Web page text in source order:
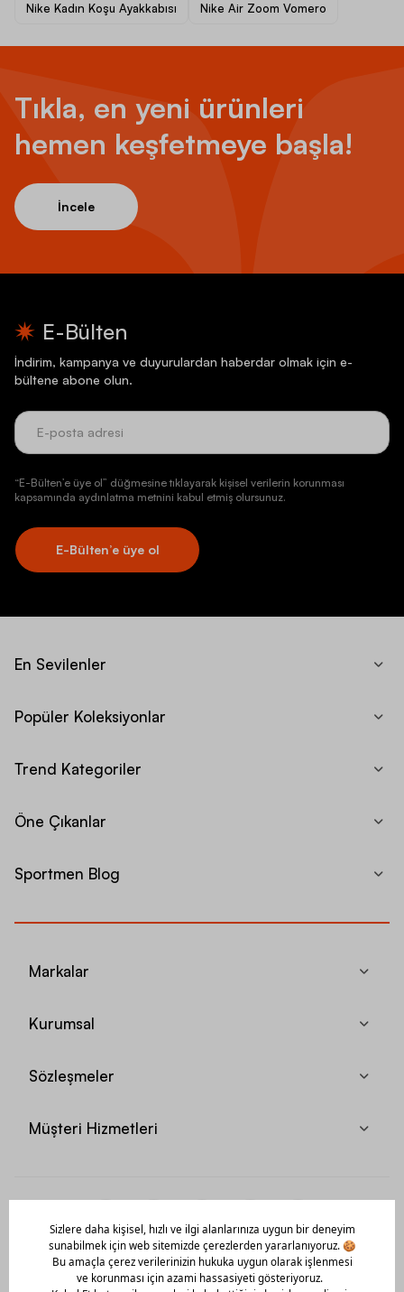
Nike Kadın Koşu Ayakkabısı Nike Air Zoom Vomero
Tıkla, en yeni ürünleri
hemen keşfetmeye başla!
İncele
E-Bülten
İndirim, kampanya ve duyurulardan haberdar olmak için e-
bültene abone olun.
“E-Bülten’e üye ol” düğmesine tıklayarak kişisel verilerin korunması
kapsamında aydınlatma metnini kabul etmiş olursunuz.
E-Bülten’e üye ol
En Sevilenler
Popüler Koleksiyonlar
Trend Kategoriler
Öne Çıkanlar
Sportmen Blog
Markalar
Kurumsal
Sözleşmeler
Müşteri Hizmetleri
Mobil Uygulamamızı Hemen İndir!